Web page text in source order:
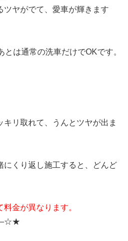
ツヤがでて、愛車が輝きます
は通常の洗車だけでOKです。
リ取れて、うんとツヤが出ま
にくり返し施工すると、どんど
金が異なります。